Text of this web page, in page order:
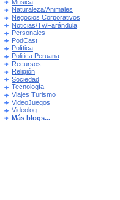
Música
Naturaleza/Animales
Negocios Corporativos
Noticias/Tv/Farándula
Personales
PodCast
Política
Politica Peruana
Recursos
Religión
Sociedad
Tecnología
Viajes Turismo
VideoJuegos
Videolog
Más blogs...